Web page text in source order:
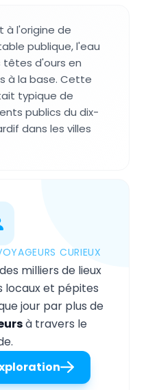
à l'origine de
publique, l'eau
d'ours en
à la base. Cette
typique de
publics du dix-
dans les villes
CURIEUX
milliers de lieux
locaux et pépites
jour par plus de
à travers le